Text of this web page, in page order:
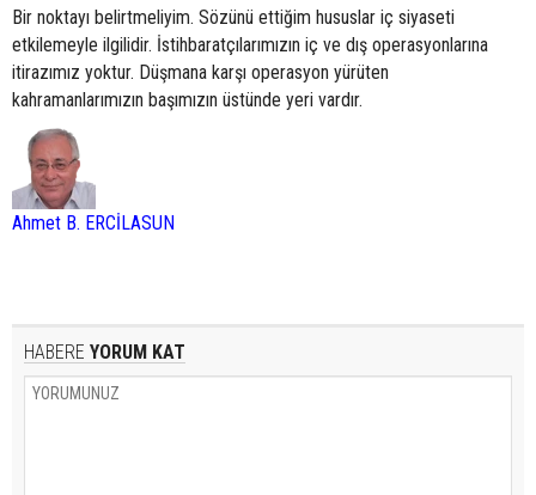
Bir noktayı belirtmeliyim. Sözünü ettiğim hususlar iç siyaseti
etkilemeyle ilgilidir. İstihbaratçılarımızın iç ve dış operasyonlarına
itirazımız yoktur. Düşmana karşı operasyon yürüten
kahramanlarımızın başımızın üstünde yeri vardır.
Ahmet B. ERCİLASUN
HABERE YORUM KAT